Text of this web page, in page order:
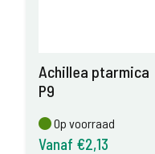
Achillea ptarmica
P9
Op voorraad
Op voorraad
Vanaf €2,13